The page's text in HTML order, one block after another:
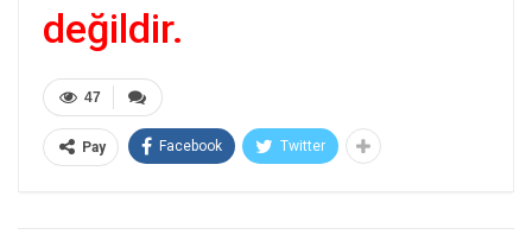
değildir.
47
Pay Facebook Twitter